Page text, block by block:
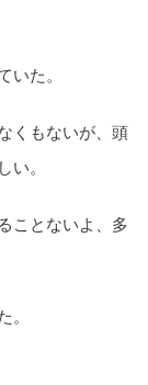
いた。
くもないが、頭
い。
ことないよ、多
。